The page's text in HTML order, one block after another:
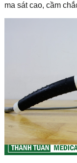
ma sát cao, cầm